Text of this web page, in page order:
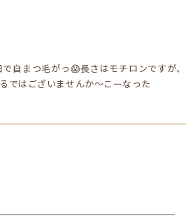
自まつ毛がっ😱長さはモチロンですが、
ではございませんか～こーなった